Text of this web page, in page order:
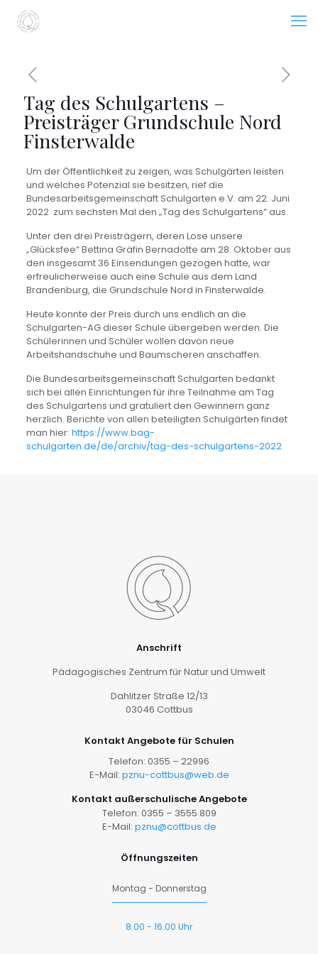
Tag des Schulgartens –
Preisträger Grundschule Nord
Finsterwalde
Um der Öffentlichkeit zu zeigen, was Schulgärten leisten
und welches Potenzial sie besitzen, rief die
Bundesarbeitsgemeinschaft Schulgarten e.V. am 22. Juni
2022 zum sechsten Mal den „Tag des Schulgartens“ aus.
Unter den drei Preisträgern, deren Lose unsere
„Glücksfee“ Bettina Gräfin Bernadotte am 28. Oktober aus
den insgesamt 36 Einsendungen gezogen hatte, war
erfreulicherweise auch eine Schule aus dem Land
Brandenburg, die Grundschule Nord in Finsterwalde.
Heute konnte der Preis durch uns endlich an die
Schulgarten-AG dieser Schule übergeben werden. Die
Schülerinnen und Schüler wollen davon neue
Arbeitshandschuhe und Baumscheren anschaffen.
Die Bundesarbeitsgemeinschaft Schulgarten bedankt
sich bei allen Einrichtungen für ihre Teilnahme am Tag
des Schulgartens und gratuliert den Gewinnern ganz
herzlich. Berichte von allen beteiligten Schulgärten findet
man hier: https://www.bag-
schulgarten.de/de/archiv/tag-des-schulgartens-2022
Anschrift
Pädagogisches Zentrum für Natur und Umwelt
Dahlitzer Straße 12/13
03046 Cottbus
Kontakt Angebote für Schulen
Telefon: 0355 – 22996
E-Mail: pznu-cottbus@web.de
Kontakt außerschulische Angebote
Telefon: 0355 – 3555 809
E-Mail: pznu@cottbus.de
Öffnungszeiten
Montag - Donnerstag
8.00 - 16.00 Uhr